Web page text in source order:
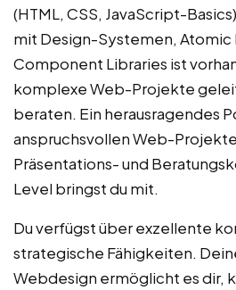
(HTML, CSS, JavaScript-
mit Design-Systemen, Atomic
Component Libraries ist
komplexe Web-Projekte
beraten. Ein herausragendes
anspruchsvollen Web-
Präsentations- und
Level bringst du mit.
Du verfügst über exzellente
strategische Fähigkeiten.
Webdesign ermöglicht es dir,